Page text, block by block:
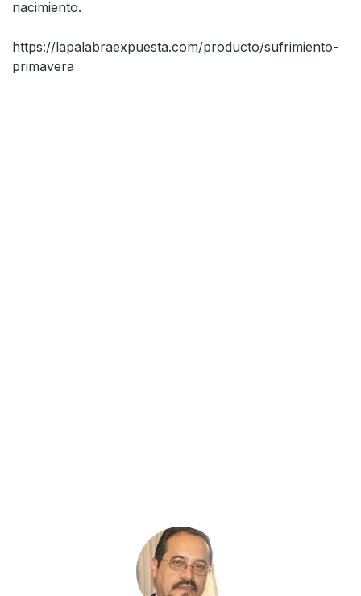
nacimiento.
https://lapalabraexpuesta.com/producto/sufrimiento-
primavera